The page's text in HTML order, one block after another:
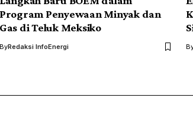
Program Penyewaan Minyak dan
Gas di Teluk Meksiko
ByRedaksi InfoEnergi